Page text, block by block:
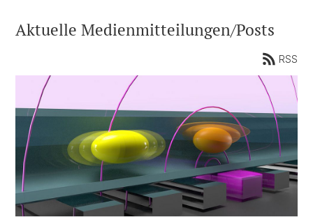
Aktuelle Medienmitteilungen/Posts
RSS